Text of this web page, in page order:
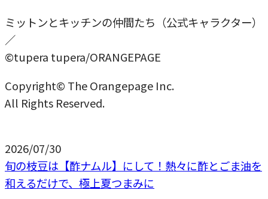
ミットンとキッチンの仲間たち（公式キャラクター）
／
©tupera tupera/ORANGEPAGE
Copyright© The Orangepage Inc.
All Rights Reserved.
2026/07/30
旬の枝豆は【酢ナムル】にして！熱々に酢とごま油を
和えるだけで、極上夏つまみに